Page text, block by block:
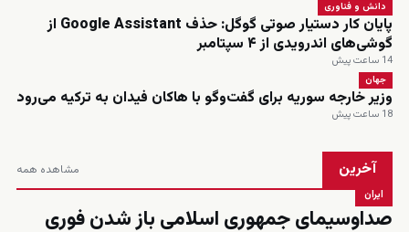
دانش و فناوری
پایان کار دستیار صوتی گوگل: حذف Google Assistant از
گوشی‌های اندرویدی از ۴ سپتامبر
14 ساعت پیش
جهان
وزیر خارجه سوریه برای گفت‌وگو با هاکان فیدان به ترکیه می‌رود
18 ساعت پیش
آخرین مشاهده همه
ایران
صداوسیمای جمهوری اسلامی باز شدن فوری